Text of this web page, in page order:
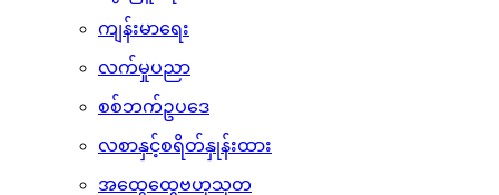
ကျန်းမာရေး
လက်မှုပညာ
စစ်ဘက်ဥပဒေ
လစာနှင့်စရိတ်နှုန်းထား
အထွေထွေဗဟုသုတ